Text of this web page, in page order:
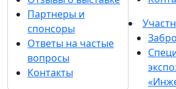
Партнеры и
спонсоры
Ответы на частые
вопросы
Контакты